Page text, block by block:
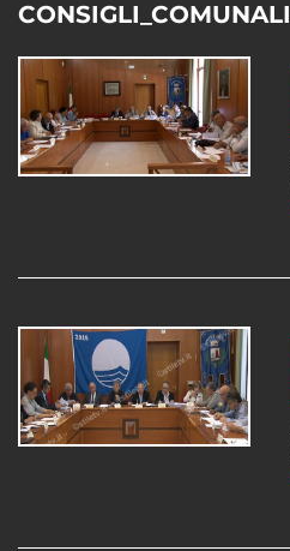
CONSIGLI_COMUNALI